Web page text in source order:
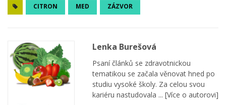
CITRON MED ZÁZVOR
Lenka Burešová
Psaní článků se zdravotnickou
tematikou se začala věnovat hned po
studiu vysoké školy. Za celou svou
kariéru nastudovala ... [Více o autorovi]